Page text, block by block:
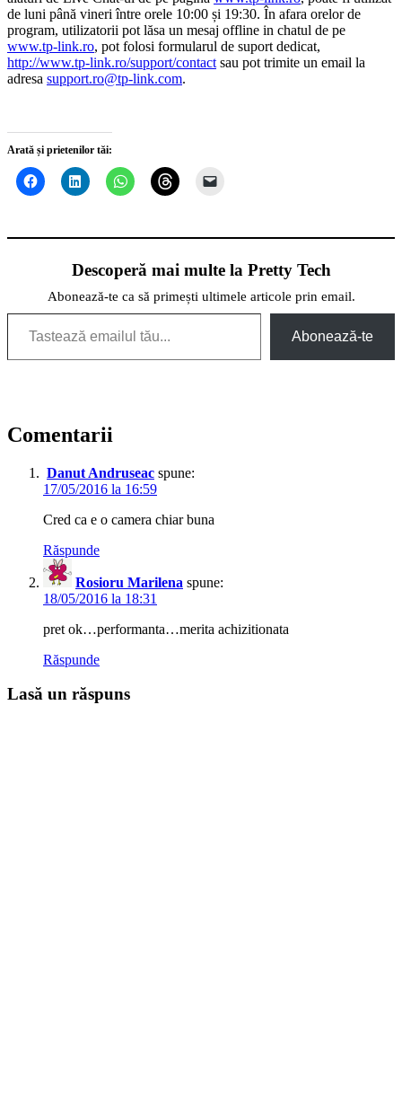
de luni până vineri între orele 10:00 și 19:30. În afara orelor de
program, utilizatorii pot lăsa un mesaj offline in chatul de pe
www.tp-link.ro, pot folosi formularul de suport dedicat,
http://www.tp-link.ro/support/contact sau pot trimite un email la
adresa support.ro@tp-link.com.
Arată și prietenilor tăi:
Descoperă mai multe la Pretty Tech
Abonează-te ca să primești ultimele articole prin email.
Tastează emailul tău...
Abonează-te
Comentarii
Danut Andruseac spune:
17/05/2016 la 16:59
Cred ca e o camera chiar buna
Răspunde
Rosioru Marilena spune:
18/05/2016 la 18:31
pret ok…performanta…merita achizitionata
Răspunde
Lasă un răspuns